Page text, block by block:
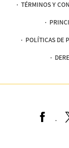
TÉRMINOS Y
POLÍTICAS DE